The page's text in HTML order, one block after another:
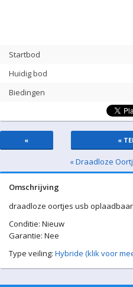
Startbod
Huidig bod
Biedingen
« «
« Draadloze
Omschrijving
draadloze oortjes usb oplaadbaar
Conditie: Nieuw
Garantie: Nee
Type veiling: Hybride (klik voor